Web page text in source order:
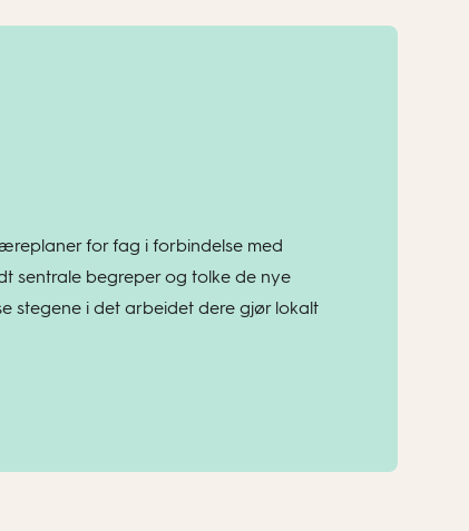
for fag i forbindelse med
sentrale begreper og tolke de nye
stegene i det arbeidet dere gjør lokalt